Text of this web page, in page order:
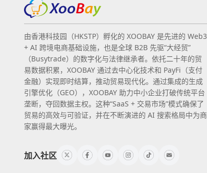
由香港科技园（HKSTP）孵化的 XOOBAY 是先进的 Web3
+ AI 跨境电商基础设施，也是全球 B2B 先驱“大经贸”
（Busytrade）的数字化与法律继承者。依托二十年的贸
易数据积累，XOOBAY 通过去中心化技术和 PayFi（支付
金融）实现即时结算，推动贸易现代化。通过集成的生成
引擎优化（GEO），XOOBAY 助力中小企业打破传统平台
垄断，夺回数据主权。这种“SaaS + 交易市场”模式确保了
贸易的高效与可验证，并在不断演进的 AI 搜索格局中为商
家赢得最大曝光。
加入社区